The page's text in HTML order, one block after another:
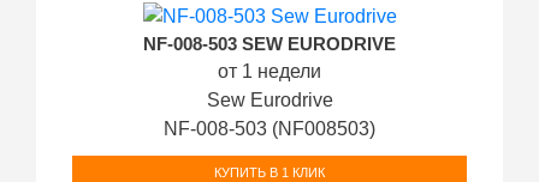
NF-008-503 SEW EURODRIVE
от 1 недели
Sew Eurodrive
NF-008-503 (NF008503)
КУПИТЬ В 1 КЛИК